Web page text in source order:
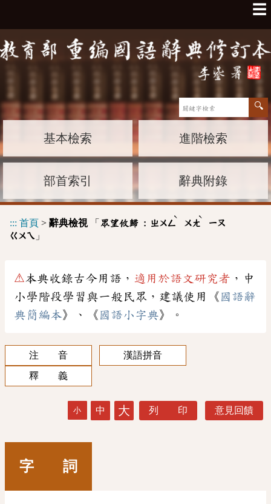
☰
基本檢索 進階檢索
部首索引 辭典附錄
::: 首頁 > 辭典檢視「 眾望攸歸 : ㄓㄨㄥ
ˋ
ㄨㄤ
ˋ
ㄧㄡ
ㄍㄨㄟ 」
⚠本典收錄古今用語， 適用於語文研究者 ，中
小學階段學習與一般民眾，建議使用《 國語辭
典簡編本》、《 國語小字典》。
注 音
漢語拼音
釋 義
小 中 大 列 印 意見回饋
字 詞